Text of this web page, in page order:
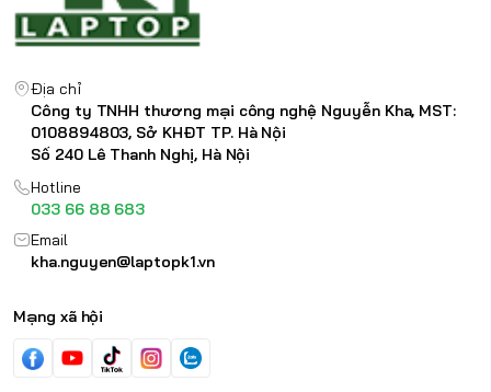
Địa chỉ
Công ty TNHH thương mại công nghệ Nguyễn Kha, MST:
0108894803, Sở KHĐT TP. Hà Nội
Số 240 Lê Thanh Nghị, Hà Nội
Hotline
033 66 88 683
Email
kha.nguyen@laptopk1.vn
Mạng xã hội